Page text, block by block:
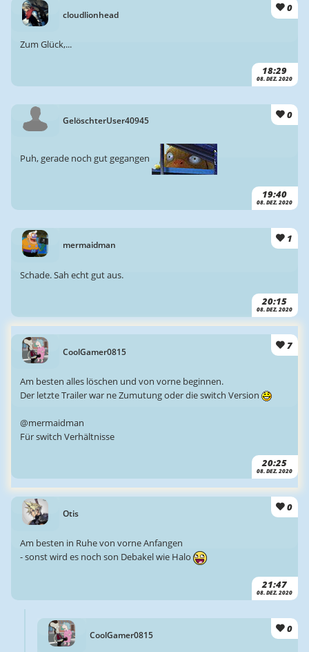
cloudlionhead
0
18:29
08. DEZ. 2020
Zum Glück,...
GelöschterUser40945 0
19:40
08. DEZ. 2020
Puh, gerade noch gut gegangen
mermaidman
1
20:15
08. DEZ. 2020
Schade. Sah echt gut aus.
CoolGamer0815
7
20:25
08. DEZ. 2020
Am besten alles löschen und von vorne beginnen.
Der letzte Trailer war ne Zumutung oder die switch Version
@mermaidman
Für switch Verhältnisse
Otis
0
21:47
08. DEZ. 2020
Am besten in Ruhe von vorne Anfangen
- sonst wird es noch son Debakel wie Halo
CoolGamer0815
0